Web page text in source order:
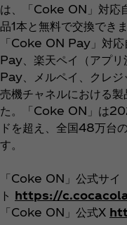
は、「Coke ON」対応
品1本と無料で交換でき
「Coke ON Pay」対
Pay、楽天ペイ（アプ
Pay、メルペイ、クレジ
売機チャネルにおける
た。「Coke ON」は
ドを超え、全国48万台
す。
「Coke ON」公式サイ
ト https://
「Coke ON」公式X